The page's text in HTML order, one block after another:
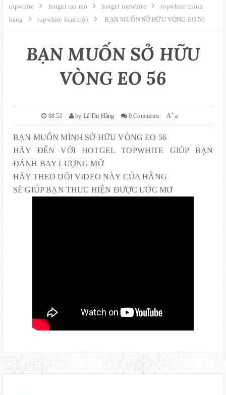
GIỚI THIỆU
MUA HÀNG
topwhite
hotgel tan mo hotgel topwhite
topwhite chinh
hang
topwhite kem trộn BẠN MUỐN SỞ HỮU VÒNG EO 56
BẠN MUỐN SỞ HỮU
VÒNG EO 56
08:52 by Lê Thị Hằng 0 Comments A+ a-
BẠN MUỐN MÌNH SỞ HỮU VÒNG EO 56
HÃY ĐẾN VỚI HOTGEL TOPWHITE GIÚP BẠN
ĐÁNH BAY LƯỢNG MỠ
HÃY THEO DÕI VIDEO NÀY CỦA HẰNG
SẼ GIÚP BẠN THƯC HIỆN ĐƯỢC ƯỚC MƠ